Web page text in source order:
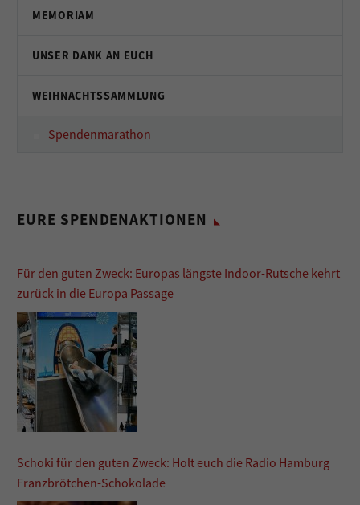
MEMORIAM
UNSER DANK AN EUCH
WEIHNACHTSSAMMLUNG
Spendenmarathon
EURE SPENDENAKTIONEN
Für den guten Zweck: Europas längste Indoor-Rutsche kehrt
zurück in die Europa Passage
Schoki für den guten Zweck: Holt euch die Radio Hamburg
Franzbrötchen-Schokolade